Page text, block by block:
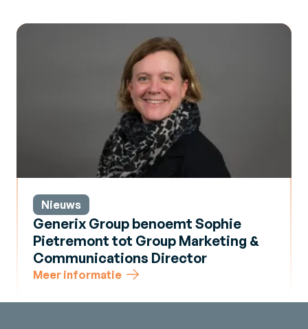
Nieuws
Generix Group benoemt Sophie
Pietremont tot Group Marketing &
Communications Director
Meer informatie